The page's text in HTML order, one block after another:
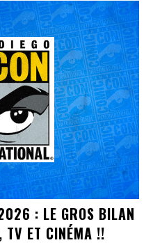
: LE GROS BILAN
TV ET CINÉMA !!